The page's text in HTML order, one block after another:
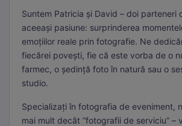
Suntem Patricia și David – doi parteneri
aceeași pasiune: surprinderea
emoțiilor reale prin fotografie. Ne
fiecărei povești, fie că este vorba de o
farmec, o ședință foto în natură sau o
studio.
Specializați în fotografia de eveniment,
mai mult decât “fotografii de serviciu” –